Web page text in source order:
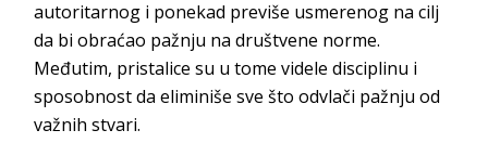
autoritarnog i ponekad previše usmerenog na cilj
da bi obraćao pažnju na društvene norme.
Međutim, pristalice su u tome videle disciplinu i
sposobnost da eliminiše sve što odvlači pažnju od
važnih stvari.